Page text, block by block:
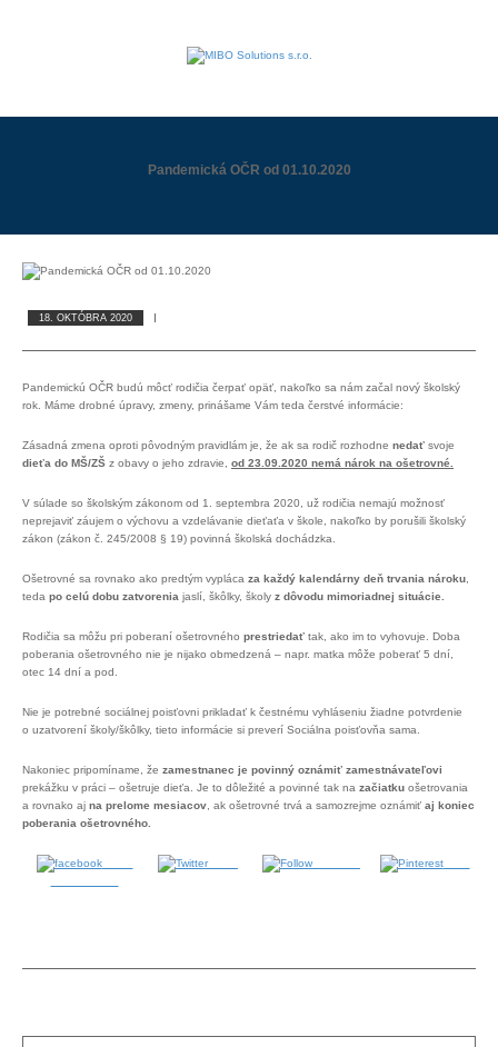
Pandemická OČR od 01.10.2020
18. OKTÓBRA 2020
Pandemickú OČR budú môcť rodičia čerpať opäť, nakoľko sa nám začal nový školský
rok. Máme drobné úpravy, zmeny, prinášame Vám teda čerstvé informácie:
Zásadná zmena oproti pôvodným pravidlám je, že ak sa rodič rozhodne nedať svoje
dieťa do MŠ/ZŠ z obavy o jeho zdravie, od 23.09.2020 nemá nárok na ošetrovné.
V súlade so školským zákonom od 1. septembra 2020, už rodičia nemajú možnosť
neprejaviť záujem o výchovu a vzdelávanie dieťaťa v škole, nakoľko by porušili školský
zákon (zákon č. 245/2008 § 19) povinná školská dochádzka.
Ošetrovné sa rovnako ako predtým vypláca za každý kalendárny deň trvania nároku
teda po celú dobu zatvorenia jaslí, škôlky, školy z dôvodu mimoriadnej situácie.
Rodičia sa môžu pri poberaní ošetrovného prestriedať tak, ako im to vyhovuje. Doba
poberania ošetrovného nie je nijako obmedzená – napr. matka môže poberať 5 dní,
otec 14 dní a pod.
Nie je potrebné sociálnej poisťovni prikladať k čestnému vyhláseniu žiadne potvrdenie
o uzatvorení školy/škôlky, tieto informácie si preverí Sociálna poisťovňa sama.
Nakoniec pripomíname, že zamestnanec je povinný oznámiť zamestnávateľovi
prekážku v práci – ošetruje dieťa. Je to dôležité a povinné tak na začiatku ošetrovania
a rovnako aj na prelome mesiacov , ak ošetrovné trvá a samozrejme oznámiť aj koniec
poberania ošetrovného.
Share
Tweet Save